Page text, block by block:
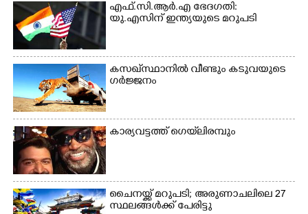
എഫ്.സി.ആർ.എ ഭേദഗതി:
യു.എസിന് ഇന്ത്യയുടെ മറുപടി
കസഖ്‌സ്ഥാനിൽ വീണ്ടും കടുവയുടെ
ഗർജ്ജനം
കാര്യവട്ടത്ത് ഗെയ്‌ലിരമ്പും
ചൈനയ്ക്ക് മറുപടി; അരുണാചലിലെ 27
സ്ഥലങ്ങൾക്ക് പേരിട്ടു